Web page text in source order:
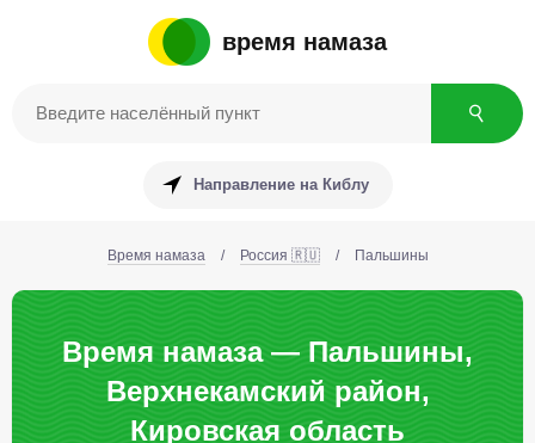
время намаза
Направление на Киблу
Время намаза / Россия 🇷🇺 / Пальшины
Время намаза — Пальшины,
Верхнекамский район,
Кировская область